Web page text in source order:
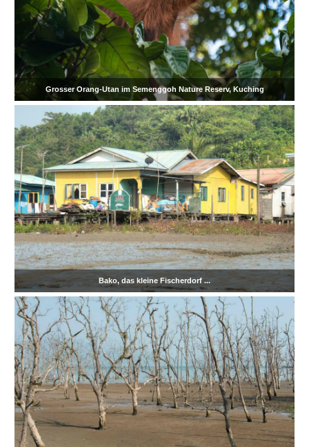
Grosser Orang-Utan im Semenggoh Nature Reserv, Kuching
Bako, das kleine Fischerdorf ...